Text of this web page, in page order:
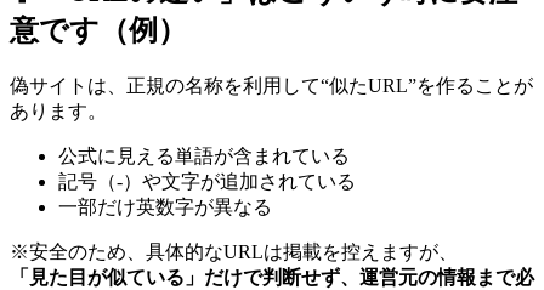
意です（例）
偽サイトは、正規の名称を利用して“似たURL”を作ることが
あります。
公式に見える単語が含まれている
記号（-）や文字が追加されている
一部だけ英数字が異なる
※安全のため、具体的なURLは掲載を控えますが、
「見た目が似ている」だけで判断せず、運営元の情報まで必